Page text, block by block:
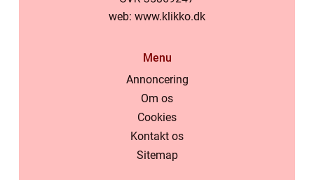
web: www.klikko.dk
Menu
Annoncering
Om os
Cookies
Kontakt os
Sitemap